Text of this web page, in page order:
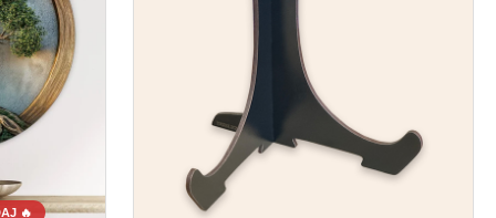
Mapa
Polygonal
Sovy
🔥